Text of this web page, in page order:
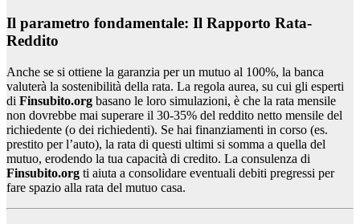
Il parametro fondamentale: Il Rapporto Rata-
Reddito
Anche se si ottiene la garanzia per un mutuo al 100%, la banca
valuterà la sostenibilità della rata. La regola aurea, su cui gli esperti
di Finsubito.org basano le loro simulazioni, è che la rata mensile
non dovrebbe mai superare il 30-35% del reddito netto mensile del
richiedente (o dei richiedenti). Se hai finanziamenti in corso (es.
prestito per l’auto), la rata di questi ultimi si somma a quella del
mutuo, erodendo la tua capacità di credito. La consulenza di
Finsubito.org ti aiuta a consolidare eventuali debiti pregressi per
fare spazio alla rata del mutuo casa.